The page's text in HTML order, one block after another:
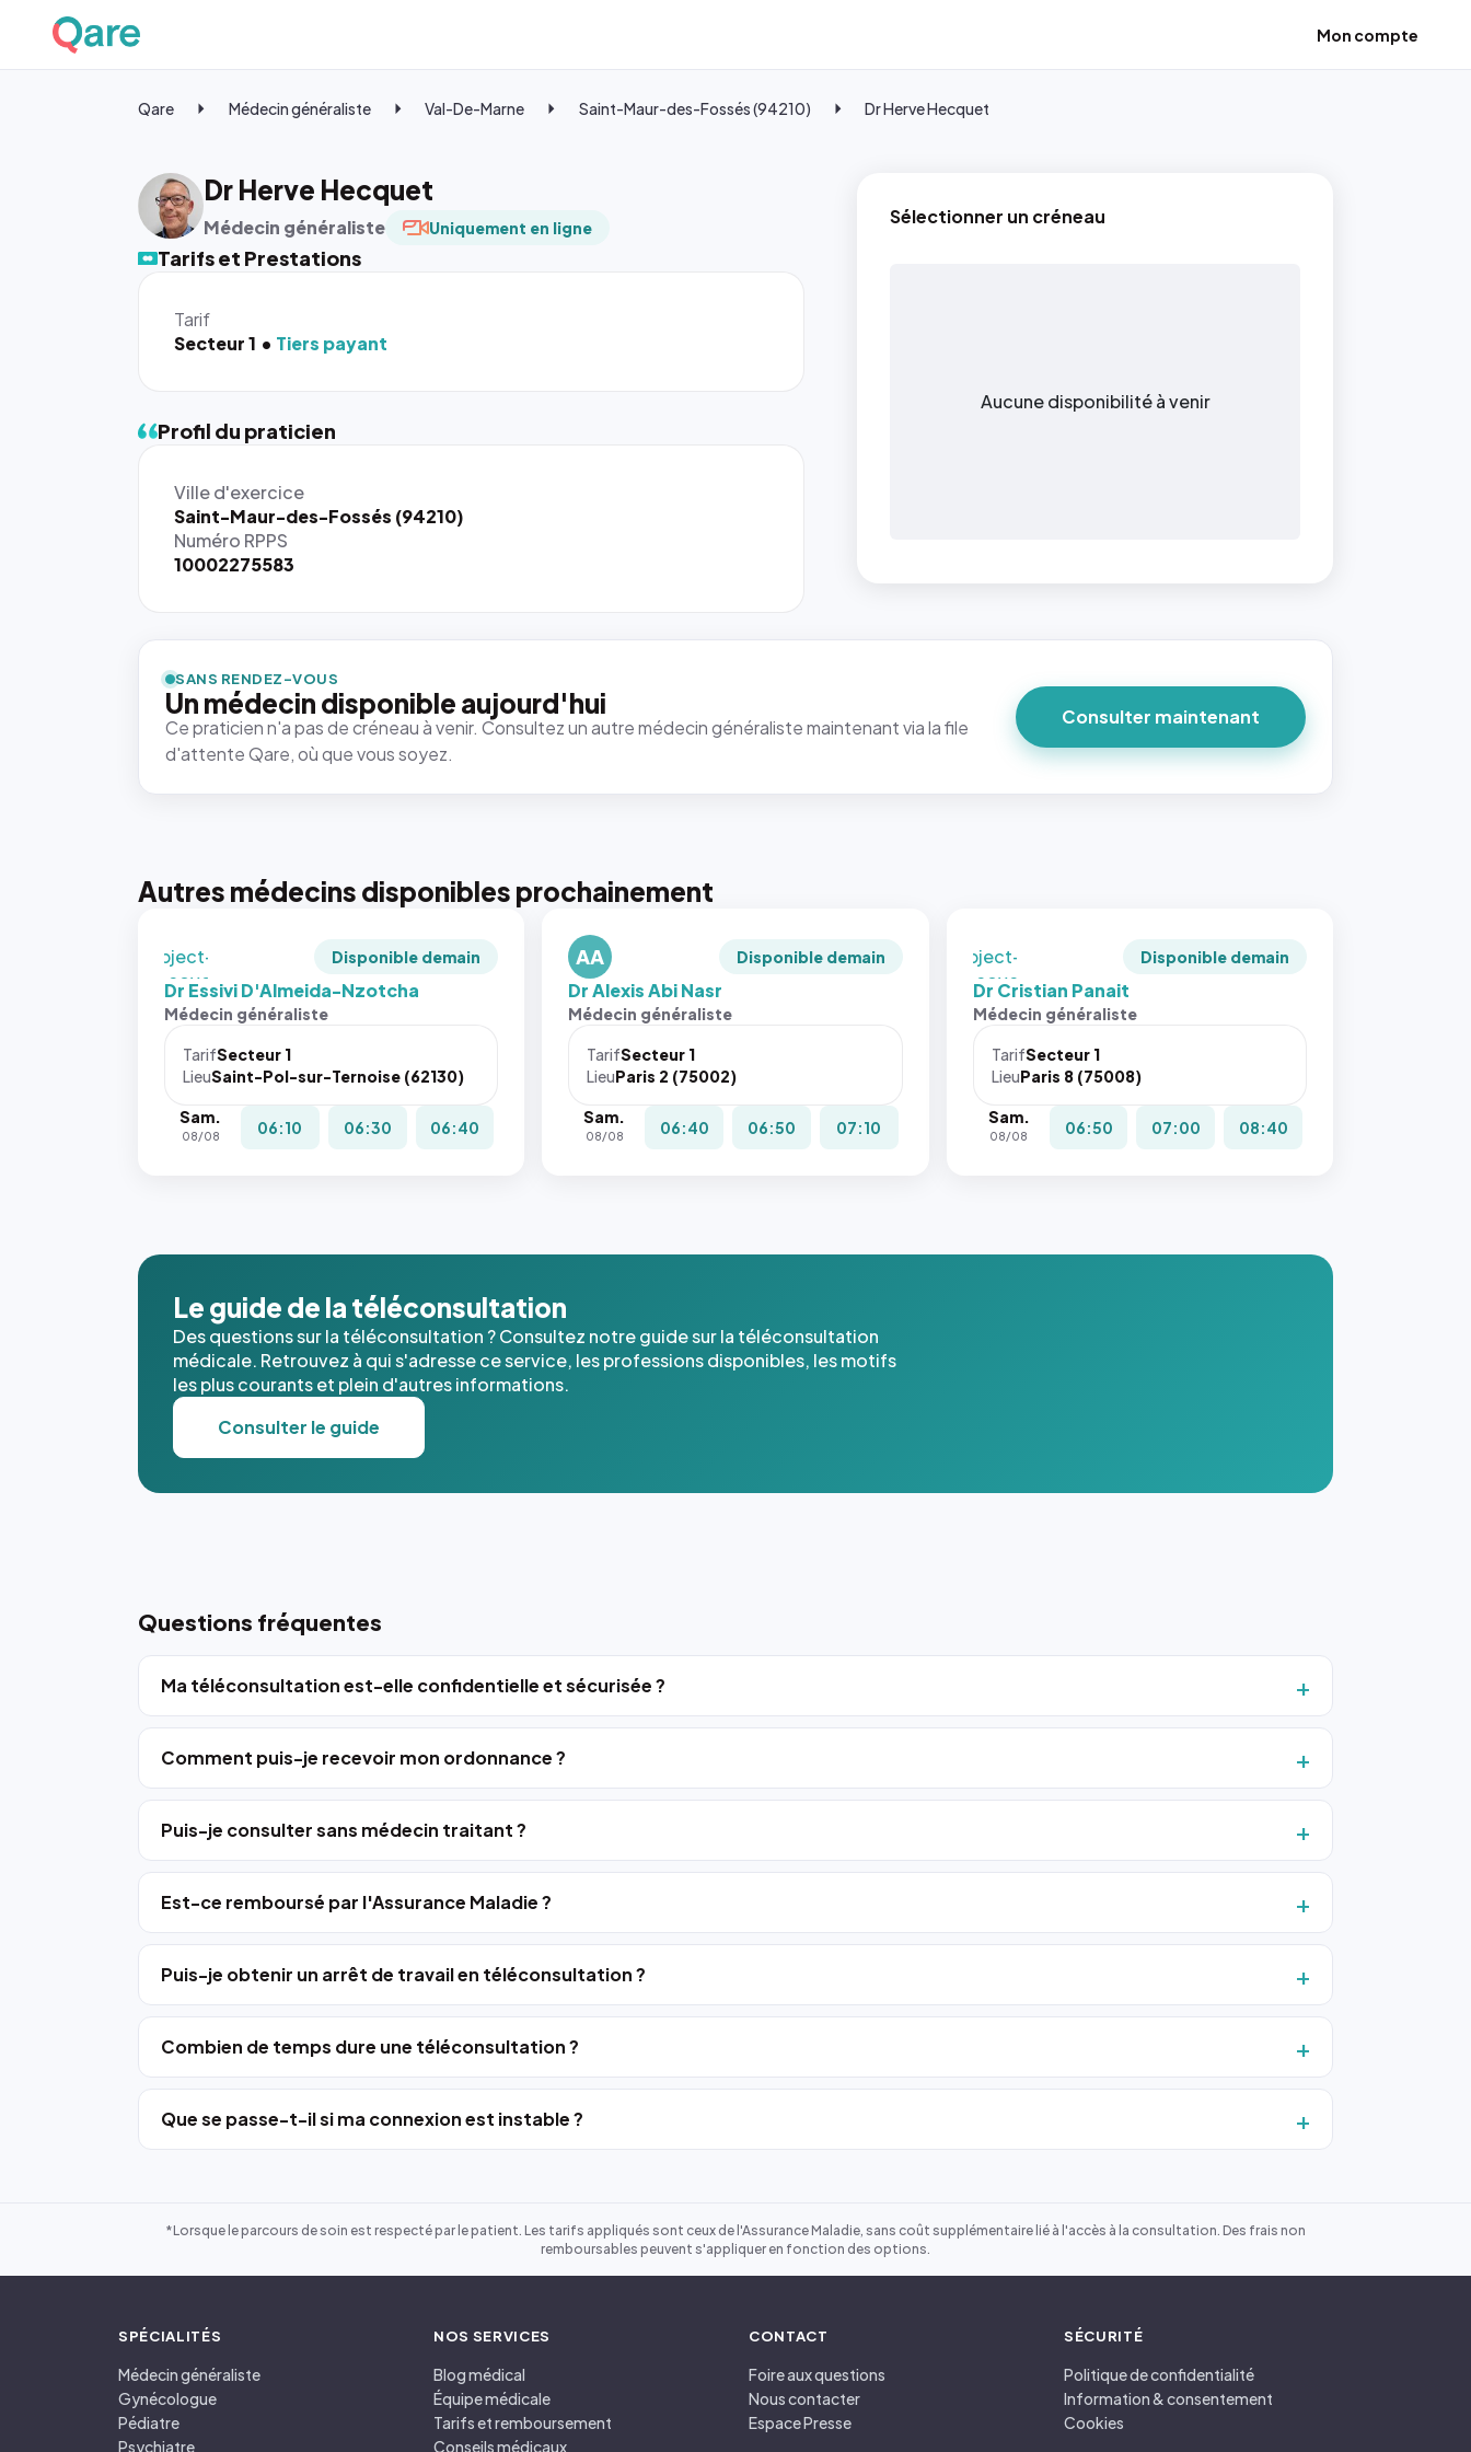
Mon compte
Qare Médecin généraliste Val-De-Marne Saint-Maur-des-Fossés (94210) Dr Herve Hecquet
Dr Herve Hecquet
Médecin généraliste Uniquement en ligne
Tarifs et Prestations
Tarif
Secteur 1
Tiers payant
Sélectionner un créneau
Aucune disponibilité à venir
Profil du praticien
Ville d'exercice
Saint-Maur-des-Fossés (94210)
Numéro RPPS
10002275583
SANS RENDEZ-VOUS
Un médecin disponible aujourd'hui
Ce praticien n'a pas de créneau à venir. Consultez un autre médecin généraliste maintenant via la file
d'attente Qare, où que vous soyez.
Consulter maintenant
Autres médecins disponibles prochainement
rendue par
`.profile-
picture`,
et un
rapport 1:1
qui reste
juste à
photo est
recadrée
`object-
fit: cover`.
Sans ces
navigateur
pas la
place, et
l'annuaire
dans ce
cas. #}
Disponible demain
Dr Essivi D'Almeida-Nzotcha
Médecin généraliste
TarifSecteur 1
LieuSaint-Pol-sur-Ternoise (62130)
Sam.
08/08 06:10 06:30 06:40
AA Disponible demain
Dr Alexis Abi Nasr
Médecin généraliste
TarifSecteur 1
LieuParis 2 (75002)
Sam.
08/08 06:40 06:50 07:10
rendue par
rapport 1:1
`object-
fit: cover`.
Sans ces
navigateur
pas la
place, et
Disponible demain
Dr Cristian Panait
Médecin généraliste
TarifSecteur 1
LieuParis 8 (75008)
Sam.
08/08 06:50 07:00 08:40
Le guide de la téléconsultation
Des questions sur la téléconsultation ? Consultez notre guide sur la téléconsultation
médicale. Retrouvez à qui s'adresse ce service, les professions disponibles, les motifs
les plus courants et plein d'autres informations.
Consulter le guide
Questions fréquentes
Ma téléconsultation est-elle confidentielle et sécurisée ?
Comment puis-je recevoir mon ordonnance ?
Puis-je consulter sans médecin traitant ?
Est-ce remboursé par l'Assurance Maladie ?
Puis-je obtenir un arrêt de travail en téléconsultation ?
Combien de temps dure une téléconsultation ?
Que se passe-t-il si ma connexion est instable ?
*Lorsque le parcours de soin est respecté par le patient. Les tarifs appliqués sont ceux de l'Assurance Maladie, sans coût supplémentaire lié à l'accès à la consultation. Des frais non
remboursables peuvent s'appliquer en fonction des options.
SPÉCIALITÉS
Médecin généraliste
Gynécologue
Pédiatre
Psychiatre
NOS SERVICES
Blog médical
Équipe médicale
Tarifs et remboursement
Conseils médicaux
CONTACT
Foire aux questions
Nous contacter
Espace Presse
SÉCURITÉ
Politique de confidentialité
Information & consentement
Cookies